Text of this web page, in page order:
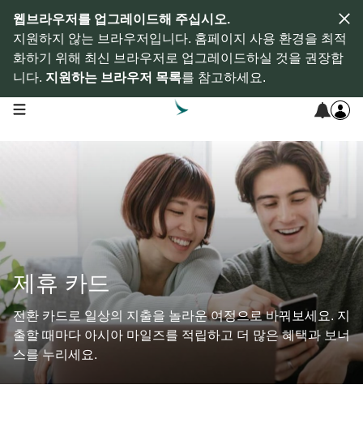
웹브라우저를 업그레이드해 주십시오.
지원하지 않는 브라우저입니다. 홈페이지 사용 환경을 최적
화하기 위해 최신 브라우저로 업그레이드하실 것을 권장합
니다. 지원하는 브라우저 목록를 참고하세요.
open navigation menu
제휴 카드
전환 카드로 일상의 지출을 놀라운 여정으로 바꿔보세요. 지
출할 때마다 아시아 마일즈를 적립하고 더 많은 혜택과 보너
스를 누리세요.